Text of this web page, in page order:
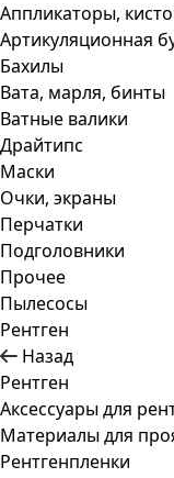
Аппликаторы,
Артикуляционная
Бахилы
Вата, марля, бинты
Ватные валики
Драйтипс
Маски
Очки, экраны
Перчатки
Подголовники
Прочее
Пылесосы
Рентген
Назад
Рентген
Аксессуары для
Материалы для
Рентгенпленки